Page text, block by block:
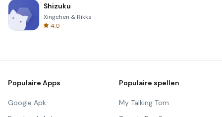
Shizuku
Xingchen & Rikka
4.0
Populaire Apps
Google Apk
Populaire spellen
My Talking Tom